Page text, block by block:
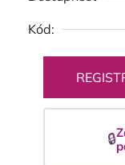
Kód:
🔒